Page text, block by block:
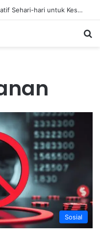
Mengatasi Dampak Pikiran Negatif Sehari-hari untuk Kesehatan Mental yang Lebih Baik
Sosial